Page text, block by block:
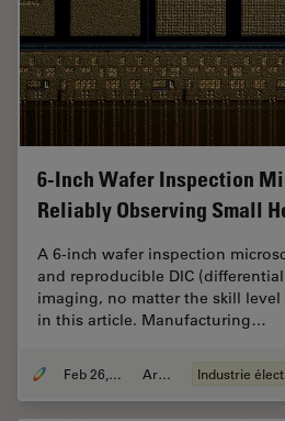
6-Inch Wafer Inspection
Reliably Observing Small
A 6-inch wafer inspection
and reproducible DIC
imaging, no matter the skill level
in this article. Manufacturing…
Feb 26, 2026 Article